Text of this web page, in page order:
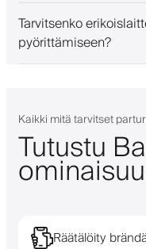
Tarvitsenko
pyörittämiseen?
Kaikki mitä tarvitset
Tutustu
Räätälöity